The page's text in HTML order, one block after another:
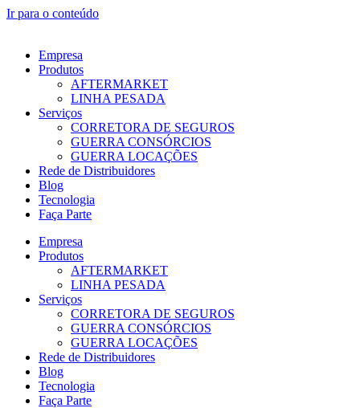
Ir para o conteúdo
Empresa
Produtos
AFTERMARKET
LINHA PESADA
Serviços
CORRETORA DE SEGUROS
GUERRA CONSÓRCIOS
GUERRA LOCAÇÕES
Rede de Distribuidores
Blog
Tecnologia
Faça Parte
Empresa
Produtos
AFTERMARKET
LINHA PESADA
Serviços
CORRETORA DE SEGUROS
GUERRA CONSÓRCIOS
GUERRA LOCAÇÕES
Rede de Distribuidores
Blog
Tecnologia
Faça Parte